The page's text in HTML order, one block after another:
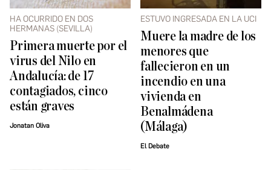
HA OCURRIDO EN DOS
HERMANAS (SEVILLA)
Primera muerte por el
virus del Nilo en
Andalucía: de 17
contagiados, cinco
están graves
Jonatan Oliva
ESTUVO INGRESADA EN LA UCI
Muere la madre de los
menores que
fallecieron en un
incendio en una
vivienda en
Benalmádena
(Málaga)
El Debate